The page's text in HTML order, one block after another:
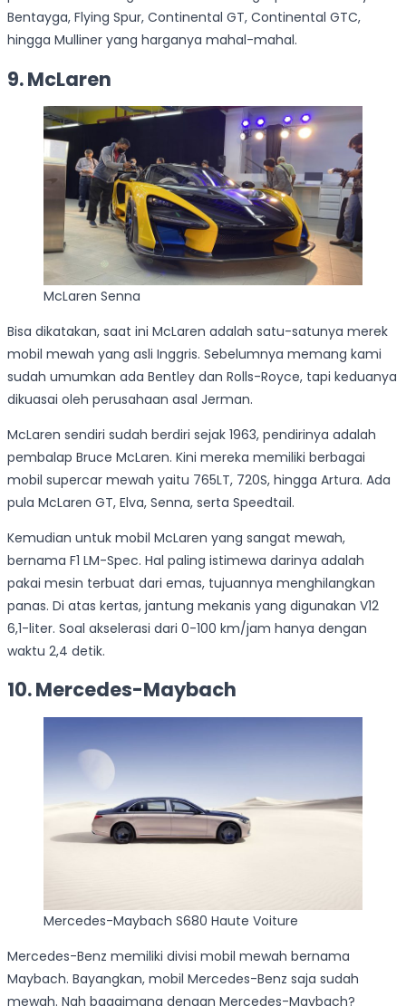
Bentayga, Flying Spur, Continental GT, Continental GTC,
hingga Mulliner yang harganya mahal-mahal.
9. McLaren
McLaren Senna
Bisa dikatakan, saat ini McLaren adalah satu-satunya merek
mobil mewah yang asli Inggris. Sebelumnya memang kami
sudah umumkan ada Bentley dan Rolls-Royce, tapi keduanya
dikuasai oleh perusahaan asal Jerman.
McLaren sendiri sudah berdiri sejak 1963, pendirinya adalah
pembalap Bruce McLaren. Kini mereka memiliki berbagai
mobil supercar mewah yaitu 765LT, 720S, hingga Artura. Ada
pula McLaren GT, Elva, Senna, serta Speedtail.
Kemudian untuk mobil McLaren yang sangat mewah,
bernama F1 LM-Spec. Hal paling istimewa darinya adalah
pakai mesin terbuat dari emas, tujuannya menghilangkan
panas. Di atas kertas, jantung mekanis yang digunakan V12
6,1-liter. Soal akselerasi dari 0-100 km/jam hanya dengan
waktu 2,4 detik.
10. Mercedes-Maybach
Mercedes-Maybach S680 Haute Voiture
Mercedes-Benz memiliki divisi mobil mewah bernama
Maybach. Bayangkan, mobil Mercedes-Benz saja sudah
mewah. Nah bagaimana dengan Mercedes-Maybach?